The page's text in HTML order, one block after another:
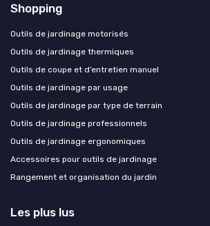
Shopping
Outils de jardinage motorisés
Outils de jardinage thermiques
Outils de coupe et d’entretien manuel
Outils de jardinage par usage
Outils de jardinage par type de terrain
Outils de jardinage professionnels
Outils de jardinage ergonomiques
Accessoires pour outils de jardinage
Rangement et organisation du jardin
Les plus lus